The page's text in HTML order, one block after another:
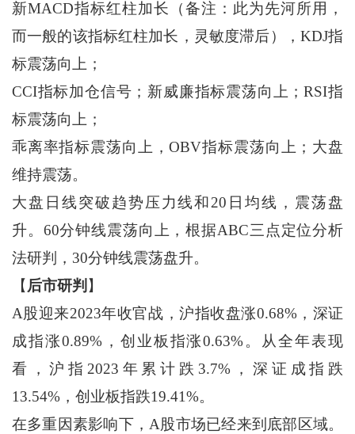
新MACD指标红柱加长（备注：此为先河所用，
而一般的该指标红柱加长，灵敏度滞后），KDJ指
标震荡向上；
CCI指标加仓信号；新威廉指标震荡向上；RSI指
标震荡向上；
乖离率指标震荡向上，OBV指标震荡向上；大盘
维持震荡。
大盘日线突破趋势压力线和20日均线，震荡盘
升。60分钟线震荡向上，根据ABC三点定位分析
法研判，30分钟线震荡盘升。
【后市研判 】
A股迎来2023年收官战，沪指收盘涨0.68%，深证
成指涨0.89%，创业板指涨0.63%。从全年表现
看，沪指2023年累计跌3.7%，深证成指跌
13.54%，创业板指跌19.41%。
在多重因素影响下，A股市场已经来到底部区域。